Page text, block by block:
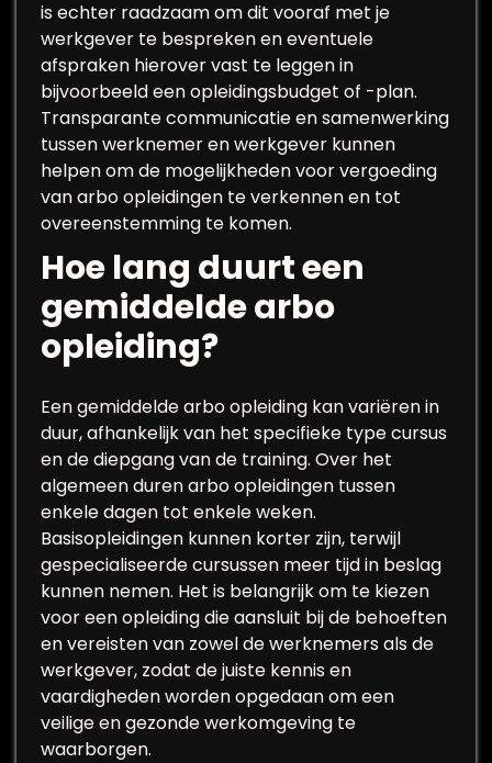
is echter raadzaam om dit vooraf met je
werkgever te bespreken en eventuele
afspraken hierover vast te leggen in
bijvoorbeeld een opleidingsbudget of -plan.
Transparante communicatie en samenwerking
tussen werknemer en werkgever kunnen
helpen om de mogelijkheden voor vergoeding
van arbo opleidingen te verkennen en tot
overeenstemming te komen.
Hoe lang duurt een
gemiddelde arbo
opleiding?
Een gemiddelde arbo opleiding kan variëren in
duur, afhankelijk van het specifieke type cursus
en de diepgang van de training. Over het
algemeen duren arbo opleidingen tussen
enkele dagen tot enkele weken.
Basisopleidingen kunnen korter zijn, terwijl
gespecialiseerde cursussen meer tijd in beslag
kunnen nemen. Het is belangrijk om te kiezen
voor een opleiding die aansluit bij de behoeften
en vereisten van zowel de werknemers als de
werkgever, zodat de juiste kennis en
vaardigheden worden opgedaan om een
veilige en gezonde werkomgeving te
waarborgen.